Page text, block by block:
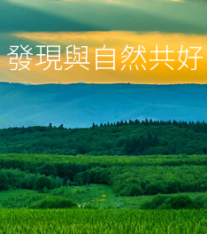
現與自然共